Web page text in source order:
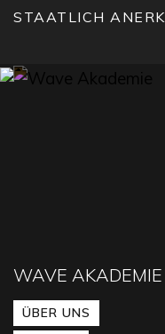
STAATLICH
WAVE
ÜBER UNS